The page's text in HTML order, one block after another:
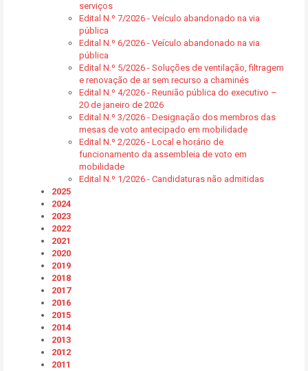
serviços
Edital N.º 7/2026 - Veículo abandonado na via
pública
Edital N.º 6/2026 - Veículo abandonado na via
pública
Edital N.º 5/2026 - Soluções de ventilação, filtragem
e renovação de ar sem recurso a chaminés
Edital N.º 4/2026 - Reunião pública do executivo –
20 de janeiro de 2026
Edital N.º 3/2026 - Designação dos membros das
mesas de voto antecipado em mobilidade
Edital N.º 2/2026 - Local e horário de
funcionamento da assembleia de voto em
mobilidade
Edital N.º 1/2026 - Candidaturas não admitidas
2025
2024
2023
2022
2021
2020
2019
2018
2017
2016
2015
2014
2013
2012
2011